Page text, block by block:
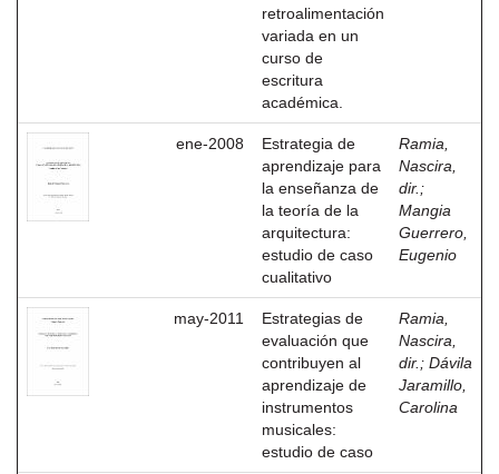
retroalimentación
variada en un
curso de
escritura
académica.
ene-2008
Estrategia de
aprendizaje para
la enseñanza de
la teoría de la
arquitectura:
estudio de caso
cualitativo
Ramia,
Nascira,
dir. ;
Mangia
Guerrero,
Eugenio
may-2011
Estrategias de
evaluación que
contribuyen al
aprendizaje de
instrumentos
musicales:
estudio de caso
Ramia,
Nascira,
dir. ; Dávila
Jaramillo,
Carolina